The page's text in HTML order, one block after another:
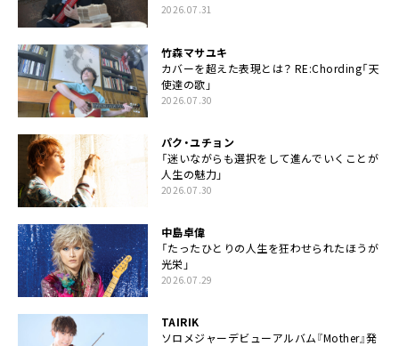
2026.07.31
竹森マサユキ
カバーを超えた表現とは？ RE:Chording「天
使達の歌」
2026.07.30
パク・ユチョン
「迷いながらも選択をして進んでいくことが
人生の魅力」
2026.07.30
中島卓偉
「たったひとりの人生を狂わせられたほうが
光栄」
2026.07.29
TAIRIK
ソロメジャーデビューアルバム『Mother』発